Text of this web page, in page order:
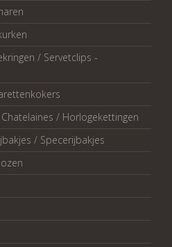
/ Servetclips -
/ Horlogekettingen
/ Specerijbakjes